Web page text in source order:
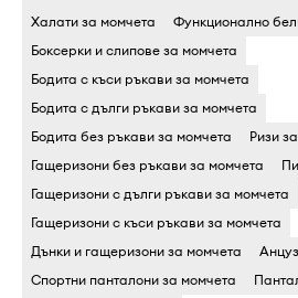
Халати за момчета
Функционално
Боксерки и слипове за момчета
Бодита c къси ръкави за момчета
Бодита c дълги ръкави за момчета
Бодита без ръкави за момчета
Ризи
Гащеризони без ръкави за момчета
Гащеризони c дълги ръкави за момчета
Гащеризони c къси ръкави за момчета
Дънки и гащеризони за момчета
Спортни панталони за момчета